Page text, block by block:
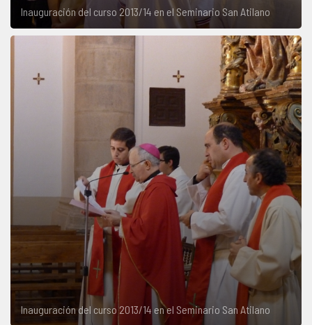
Inauguración del curso 2013/14 en el Seminario San Atilano
Inauguración del curso 2013/14 en el Seminario San Atilano